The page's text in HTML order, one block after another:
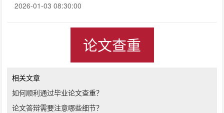
2026-01-03 08:30:00
论文查重
相关文章
如何顺利通过毕业论文查重？
论文答辩需要注意哪些细节？